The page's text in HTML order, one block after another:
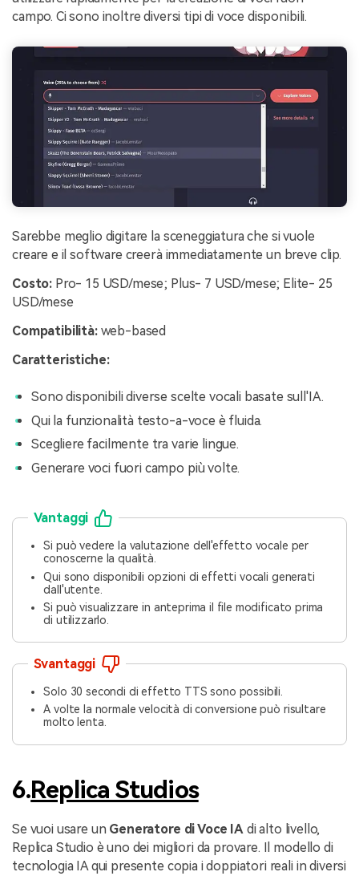
campo. Ci sono inoltre diversi tipi di voce disponibili.
Sarebbe meglio digitare la sceneggiatura che si vuole
creare e il software creerà immediatamente un breve clip.
Costo: Pro- 15 USD/mese; Plus- 7 USD/mese; Elite- 25
USD/mese
Compatibilità: web-based
Caratteristiche:
Sono disponibili diverse scelte vocali basate sull'IA.
Qui la funzionalità testo-a-voce è fluida.
Scegliere facilmente tra varie lingue.
Generare voci fuori campo più volte.
Vantaggi
Si può vedere la valutazione dell'effetto vocale per
conoscerne la qualità.
Qui sono disponibili opzioni di effetti vocali generati
dall'utente.
Si può visualizzare in anteprima il file modificato prima
di utilizzarlo.
Svantaggi
Solo 30 secondi di effetto TTS sono possibili.
A volte la normale velocità di conversione può risultare
molto lenta.
6.Replica Studios
Se vuoi usare un Generatore di Voce IA di alto livello,
Replica Studio è uno dei migliori da provare. Il modello di
tecnologia IA qui presente copia i doppiatori reali in diversi